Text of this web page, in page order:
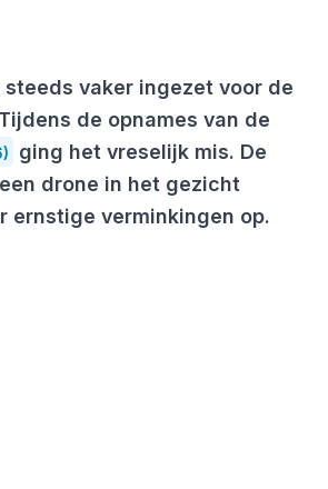
vaker ingezet voor de
de opnames van de
ging het vreselijk mis. De
drone in het gezicht
ernstige verminkingen op.